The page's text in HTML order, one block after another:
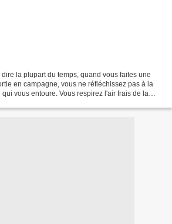
la plupart du temps, quand vous faites une
en campagne, vous ne réfléchissez pas à la
vous entoure. Vous respirez l'air frais de la